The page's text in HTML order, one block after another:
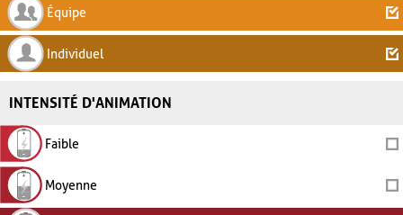
Équipe
Individuel
INTENSITÉ D'ANIMATION
Faible
Moyenne